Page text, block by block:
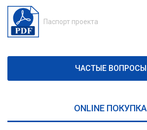
Паспорт проекта
ЧАСТЫЕ ВОПРОСЫ
ONLINE ПОКУПКА